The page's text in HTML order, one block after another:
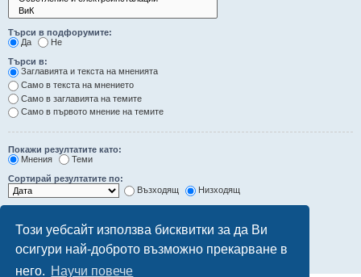
Този уебсайт използва бисквитки за да Ви
осигури най-доброто възможно прекарване в
него. Научи повече
Търси в подфорумите:
Да
Не
Търси в:
Заглавията и текста на мненията
Само в текста на мнението
Само в заглавията на темите
Само в първото мнение на темите
Покажи резултатите като:
Мнения
Теми
Сортирай резултатите по:
Възходящ
Низходящ
Покажи първите:
символа от мненията